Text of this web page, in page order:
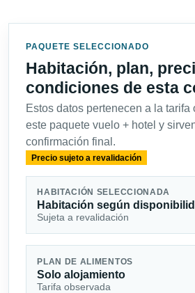
PAQUETE SELECCIONADO
Habitación, plan,
condiciones de esta
Estos datos pertenecen a la tarifa
este paquete vuelo + hotel y
confirmación final.
Precio sujeto a revalidación
HABITACIÓN SELECCIONADA
Habitación según
Sujeta a revalidación
PLAN DE ALIMENTOS
Solo alojamiento
Tarifa observada